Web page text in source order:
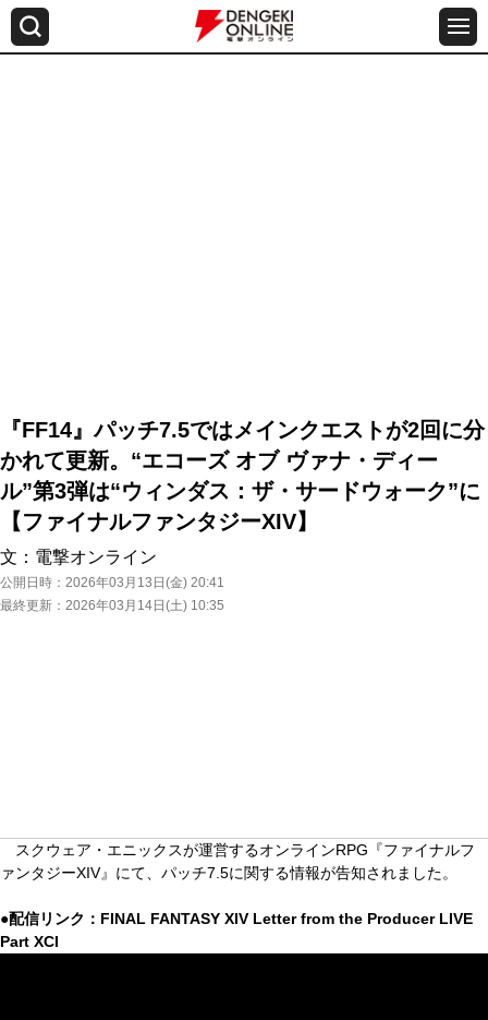
『FF14』パッチ7.5ではメインクエストが2回に分
かれて更新。“エコーズ オブ ヴァナ・ディー
ル”第3弾は“ウィンダス：ザ・サードウォーク”に
【ファイナルファンタジーXIV】
文： 電撃オンライン
公開日時： 2026年03月13日(金) 20:41
最終更新： 2026年03月14日(土) 10:35
スクウェア・エニックスが運営するオンラインRPG『ファイナルフ
ァンタジーXIV』にて、パッチ7.5に関する情報が告知されました。
●配信リンク：FINAL FANTASY XIV Letter from the Producer LIVE
Part XCI